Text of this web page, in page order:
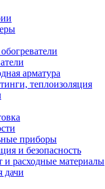
арматура
теплоизоляция
приборы
и безопасность
и расходные материалы
дачи